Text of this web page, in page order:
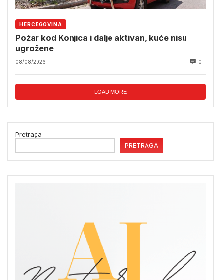
HERCEGOVINA
Požar kod Konjica i dalje aktivan, kuće nisu
ugrožene
08/08/2026 0
LOAD MORE
Pretraga
PRETRAGA